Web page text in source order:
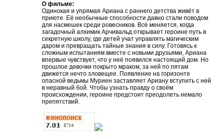
О фильме:
Одинокая и упрямая Ариана с раннего детства живёт в
приюте. Её необычные способности давно стали поводом
для насмешек среди ровесников. Всё меняется, когда
загадочный алхимик Арчивальд открывает героине путь в
секретную школу, где детей учат управлять магическим
даром и превращать тайные знания в силу. Готовясь к
сложным испытаниям вместе с новыми друзьями, Ариана
впервые чувствует, что у неё появился настоящий дом. Но
прошлое девочки покрыто мраком, за ней по пятам
движется нечто зловещее. Появление на горизонте
опасной ведьмы Муриен заставляет Ариану вступить с ней
в неравный бой. Чтобы узнать правду о своём
происхождении, героине предстоит преодолеть немало
препятствий.